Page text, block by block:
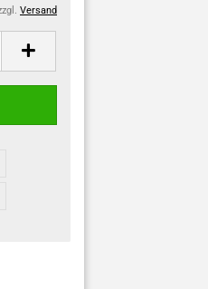
Versand